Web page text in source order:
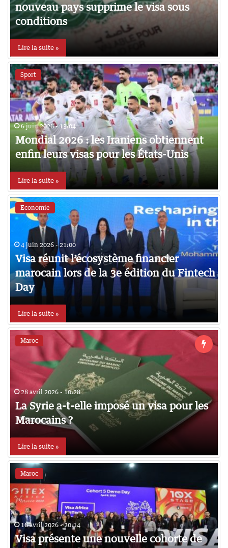
nouveau pays supprime le visa sous
conditions
Lire la suite »
Sport
6 juin 2026 - 13:04
Mondial 2026 : les Iraniens obtiennent
enfin leurs visas pour les États-Unis
Lire la suite »
Economie
4 juin 2026 - 21:00
Visa réunit l’écosystème financier
marocain lors de la 3e édition du Fintech
Day
Lire la suite »
Maroc
28 avril 2026 - 10:28
La Syrie a-t-elle imposé un visa pour les
Marocains ?
Lire la suite »
Maroc
16 avril 2026 - 20:14
Visa présente une nouvelle cohorte de